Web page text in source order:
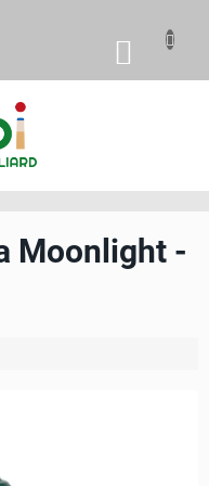
KOŠÍK
Moonlight -